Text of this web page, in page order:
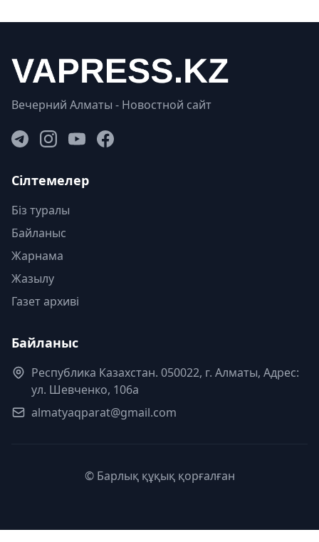
Вечерний Алматы - Новостной сайт
Сілтемелер
Біз туралы
Байланыс
Жарнама
Жазылу
Газет архиві
Байланыс
Республика Казахстан. 050022, г. Алматы, Адрес:
ул. Шевченко, 106а
almatyaqparat@gmail.com
© Барлық құқық қорғалған